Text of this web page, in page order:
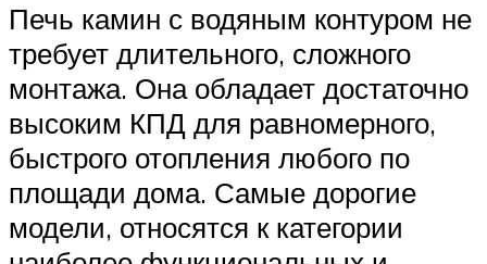
Печь камин с водяным контуром не
требует длительного, сложного
монтажа. Она обладает достаточно
высоким КПД для равномерного,
быстрого отопления любого по
площади дома. Самые дорогие
модели, относятся к категории